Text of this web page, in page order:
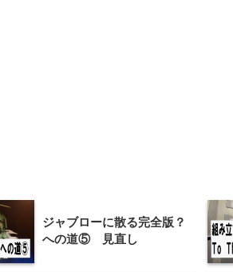
ジャブローに散る完全版？
への道⑤ 見直し